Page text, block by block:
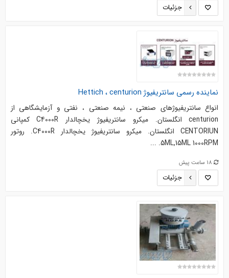
جزئیات
نماينده رسمي سانتريفيوژ Hettich ، centurion
انواع سانتریفیوژهای صنعتی ، نیمه صنعتی ، نفتی و آزمایشگاهی از
centurion انگلستان. میکرو سانتریفیوژ یخچالدار C4000R کمپانی
CENTORIUN انگلستان. میکرو سانتریفیوژ یخچالدار C4000R. روتور
5ML,15ML 1000RPM. ...
18 ساعت پیش
جزئیات